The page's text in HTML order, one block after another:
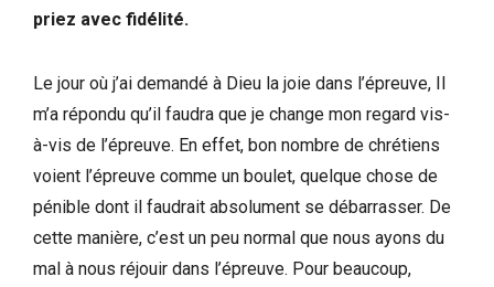
priez avec fidélité.
Le jour où j’ai demandé à Dieu la joie dans l’épreuve, Il
m’a répondu qu’il faudra que je change mon regard vis-
à-vis de l’épreuve. En effet, bon nombre de chrétiens
voient l’épreuve comme un boulet, quelque chose de
pénible dont il faudrait absolument se débarrasser. De
cette manière, c’est un peu normal que nous ayons du
mal à nous réjouir dans l’épreuve. Pour beaucoup,